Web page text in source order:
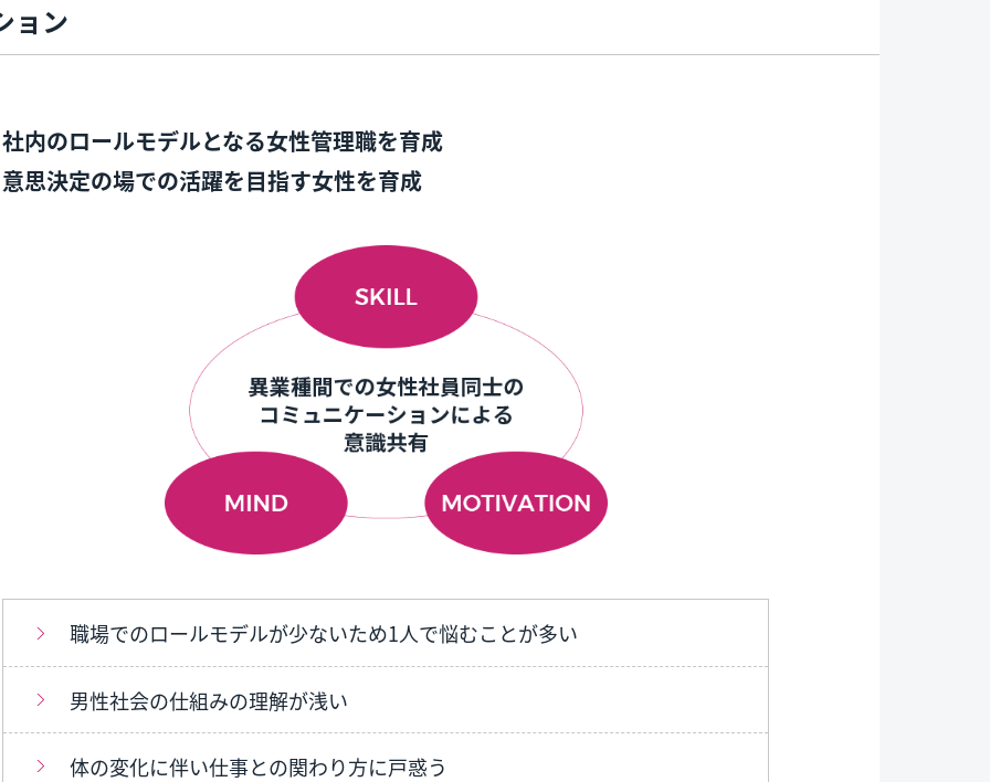
ョン
社内のロールモデルとなる女性管理職を育成
意思決定の場での活躍を目指す女性を育成
職場でのロールモデルが少ないため1人で悩むことが多い
男性社会の仕組みの理解が浅い
体の変化に伴い仕事との関わり方に戸惑う